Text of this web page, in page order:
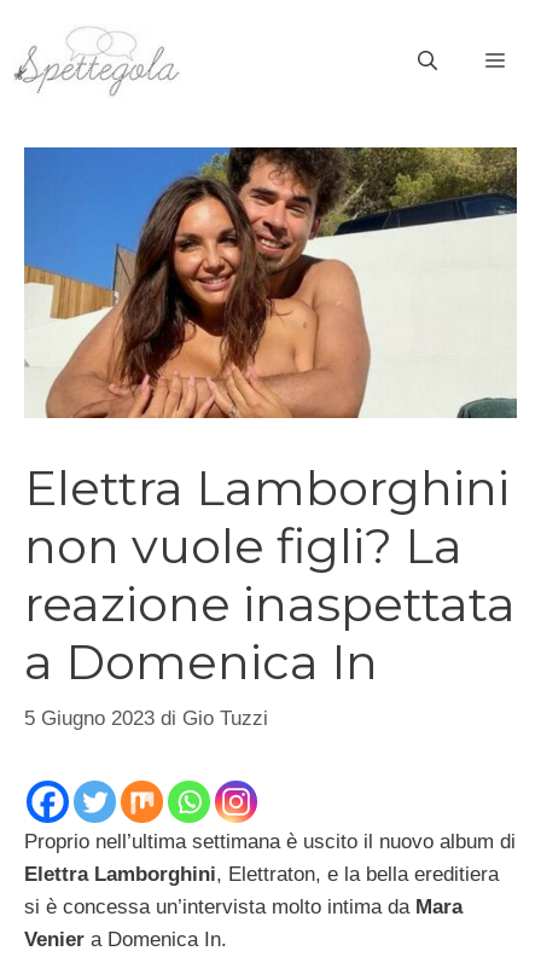
contenuto
Elettra Lamborghini
non vuole figli? La
reazione inaspettata
a Domenica In
5 Giugno 2023 di Gio Tuzzi
Proprio nell’ultima settimana è uscito il nuovo album di
Elettra Lamborghini, Elettraton, e la bella ereditiera
si è concessa un’intervista molto intima da Mara
Venier a Domenica In.